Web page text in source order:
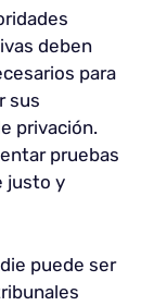
deben
para
sus
privación.
pruebas
justo y
puede ser